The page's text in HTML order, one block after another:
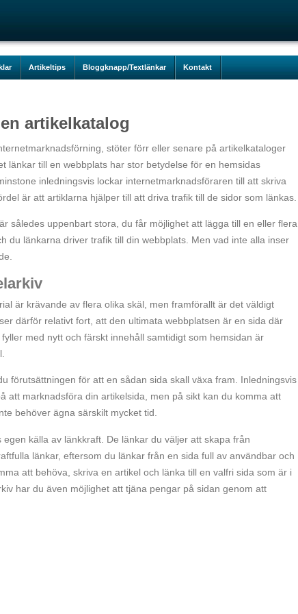
Artikeltips Bloggknapp/Textlänkar Kontakt
artikelkatalog
stöter förr eller senare på artikelkataloger
länkar till en webbplats har stor betydelse för en hemsidas
inledningsvis lockar internetmarknadsföraren till att skriva
är att artiklarna hjälper till att driva trafik till de sidor som länkas.
således uppenbart stora, du får möjlighet att lägga till en eller flera
du länkarna driver trafik till din webbplats. Men vad inte alla inser
är krävande av flera olika skäl, men framförallt är det väldigt
därför relativt fort, att den ultimata webbplatsen är en sida där
med nytt och färskt innehåll samtidigt som hemsidan är
förutsättningen för att en sådan sida skall växa fram. Inledningsvis
att marknadsföra din artikelsida, men på sikt kan du komma att
behöver ägna särskilt mycket tid.
källa av länkkraft. De länkar du väljer att skapa från
länkar, eftersom du länkar från en sida full av användbar och
att behöva, skriva en artikel och länka till en valfri sida som är i
har du även möjlighet att tjäna pengar på sidan genom att